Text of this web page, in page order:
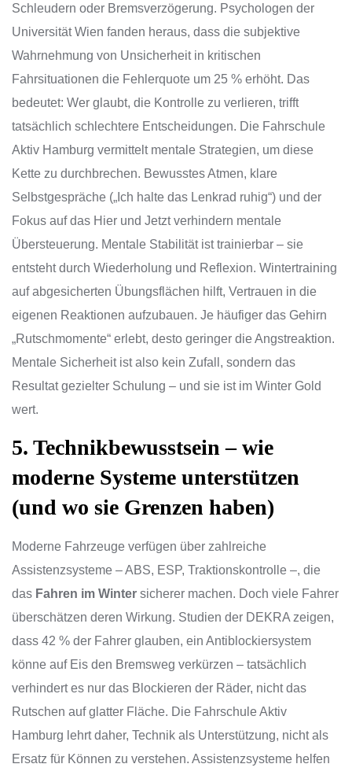
Schleudern oder Bremsverzögerung. Psychologen der
Universität Wien fanden heraus, dass die subjektive
Wahrnehmung von Unsicherheit in kritischen
Fahrsituationen die Fehlerquote um 25 % erhöht. Das
bedeutet: Wer glaubt, die Kontrolle zu verlieren, trifft
tatsächlich schlechtere Entscheidungen. Die Fahrschule
Aktiv Hamburg vermittelt mentale Strategien, um diese
Kette zu durchbrechen. Bewusstes Atmen, klare
Selbstgespräche („Ich halte das Lenkrad ruhig“) und der
Fokus auf das Hier und Jetzt verhindern mentale
Übersteuerung. Mentale Stabilität ist trainierbar – sie
entsteht durch Wiederholung und Reflexion. Wintertraining
auf abgesicherten Übungsflächen hilft, Vertrauen in die
eigenen Reaktionen aufzubauen. Je häufiger das Gehirn
„Rutschmomente“ erlebt, desto geringer die Angstreaktion.
Mentale Sicherheit ist also kein Zufall, sondern das
Resultat gezielter Schulung – und sie ist im Winter Gold
wert.
5. Technikbewusstsein – wie
moderne Systeme unterstützen
(und wo sie Grenzen haben)
Moderne Fahrzeuge verfügen über zahlreiche
Assistenzsysteme – ABS, ESP, Traktionskontrolle –, die
das Fahren im Winter sicherer machen. Doch viele Fahrer
überschätzen deren Wirkung. Studien der DEKRA zeigen,
dass 42 % der Fahrer glauben, ein Antiblockiersystem
könne auf Eis den Bremsweg verkürzen – tatsächlich
verhindert es nur das Blockieren der Räder, nicht das
Rutschen auf glatter Fläche. Die Fahrschule Aktiv
Hamburg lehrt daher, Technik als Unterstützung, nicht als
Ersatz für Können zu verstehen. Assistenzsysteme helfen